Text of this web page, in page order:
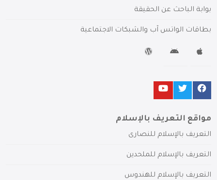
بوابة الباحث عن الحقيقة
بطاقات الواتس آب والشبكات الاجتماعية
مواقع التعريف بالإسلام
التعريف بالإسلام للنصارى
التعريف بالإسلام للملحدين
التعريف بالإسلام للهندوس